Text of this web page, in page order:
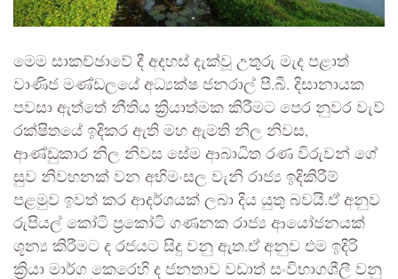
මෙම සාකච්ඡාවේ දී අදහස් දැක්වූ උතුරු මැද පළාත්
වාණිජ මණ්ඩලයේ අධ්‍යක්ෂ ජනරාල් පී.බී. දිසානායක
පවසා ඇත්තේ නීතිය ක්‍රියාත්මක කිරීමට පෙර නුවර වැව්
රක්ෂිතයේ ඉදිකර ඇති මහ ඇමති නිල නිවස,
ආණ්ඩුකාර නිල නිවස සේම ආබාධිත රණ විරුවන් ගේ
සුව නිවහනක් වන අභිමංසල වැනි රාජ්‍ය ඉදිකිරීම්
පළමුව ඉවත් කර ආදර්ශයක් ලබා දිය යුතු බවයි.ඒ අනුව
රුපියල් කෝටි ප්‍රකෝටි ගණනක රාජ්‍ය ආයෝජනයක්
ශූන්‍ය කිරීමට ද රජයට සිදු වනු ඇත.ඒ අනුව එම ඉදිරි
ක්‍රියා මාර්ග කෙරෙහි ද ජනතාව වඩාත් සංවිභාගශීලී වනු